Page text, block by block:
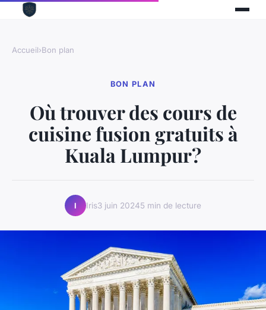
Accueil›Bon plan
BON PLAN
Où trouver des cours de
cuisine fusion gratuits à
Kuala Lumpur?
I Iris3 juin 20245 min de lecture